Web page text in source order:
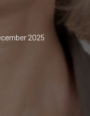
2025